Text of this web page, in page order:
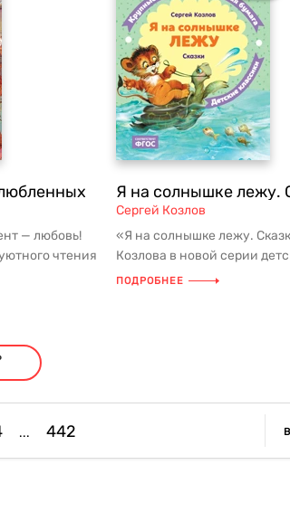
— любовь!
чтения
Я на солнышке лежу.
Сергей Козлов
«Я на солнышке лежу.
Козлова в новой серии
классики для дошкольного и
ПОДРОБНЕЕ
... 442